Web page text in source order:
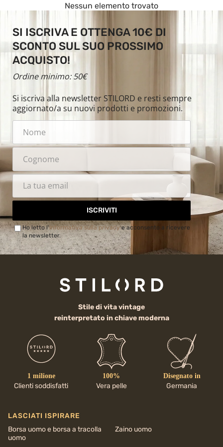
Nessun elemento trovato
SI ISCRIVA E OTTENGA 10€ DI
SCONTO SUL SUO PROSSIMO
ACQUISTO!
Ordine minimo: 50€
Si iscriva alla newsletter STILORD e resti sempre
aggiornato/a su nuovi prodotti e promozioni.
ISCRIVITI
Ho letto l'Informativa sulla privacye acconsento a ricevere
la newsletter.
Stile di vita vintage
reinterpretato in chiave moderna
1 milione
Clienti soddisfatti
100%
Vera pelle
Disegnato in
Germania
LASCIATI ISPIRARE
Borsa uomo e borsa a tracolla
uomo
Zaino uomo